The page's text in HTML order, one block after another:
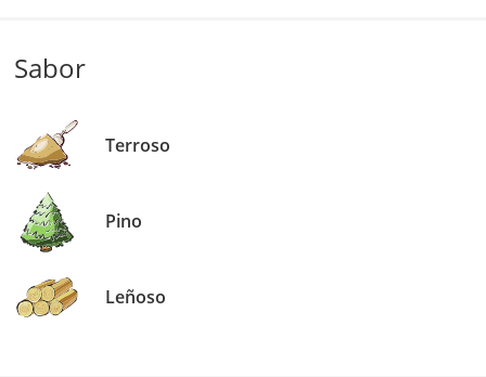
Sabor
Terroso
Pino
Leñoso